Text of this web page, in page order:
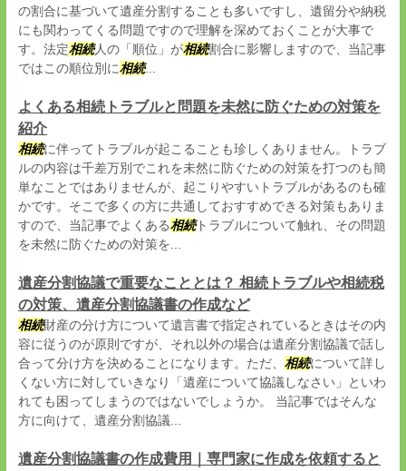
の割合に基づいて遺産分割することも多いですし、遺留分や納税
にも関わってくる問題ですので理解を深めておくことが大事で
す。法定相続人の「順位」が相続割合に影響しますので、当記事
ではこの順位別に相続...
よくある相続トラブルと問題を未然に防ぐための対策を
紹介
相続に伴ってトラブルが起こることも珍しくありません。トラブ
ルの内容は千差万別でこれを未然に防ぐための対策を打つのも簡
単なことではありませんが、起こりやすいトラブルがあるのも確
かです。そこで多くの方に共通しておすすめできる対策もありま
すので、当記事でよくある相続トラブルについて触れ、その問題
を未然に防ぐための対策を...
遺産分割協議で重要なこととは？ 相続トラブルや相続税
の対策、遺産分割協議書の作成など
相続財産の分け方について遺言書で指定されているときはその内
容に従うのが原則ですが、それ以外の場合は遺産分割協議で話し
合って分け方を決めることになります。ただ、 相続について詳し
くない方に対していきなり「遺産について協議しなさい」といわ
れても困ってしまうのではないでしょうか。 当記事ではそんな
方に向けて、遺産分割協議...
遺産分割協議書の作成費用｜専門家に作成を依頼すると